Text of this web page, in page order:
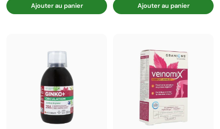
Ajouter au panier Ajouter au panier